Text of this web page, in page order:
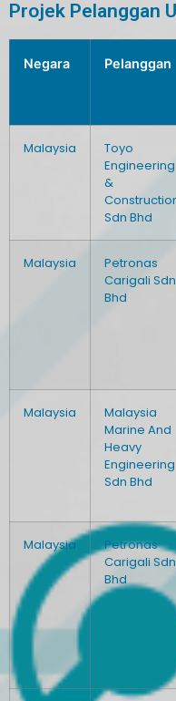
Projek Pelanggan
Negara Pelanggan
Malaysia
Toyo
Engineering
&
Sdn Bhd
Malaysia
Petronas
Carigali Sdn
Bhd
Malaysia
Malaysia
Marine And
Heavy
Engineering
Sdn Bhd
Malaysia
Petronas
Carigali Sdn
Bhd